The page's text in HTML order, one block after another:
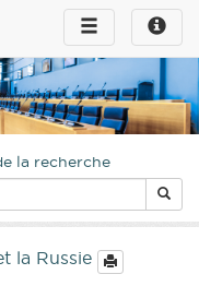
Toggle
infos
Toggle
navigation
la recherche
la Russie